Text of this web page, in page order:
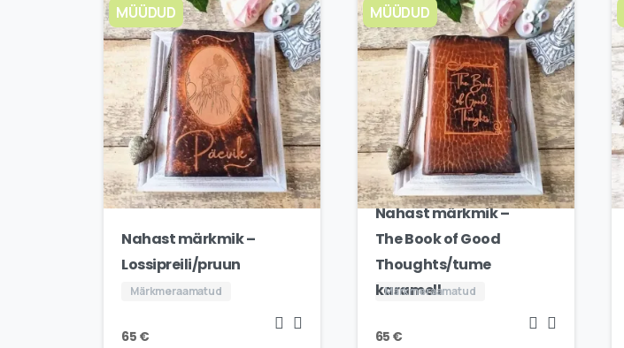
MÜÜDUD
Nahast märkmik –
Lossipreili/pruun
Märkmeraamatud
65 €
MÜÜDUD
Nahast märkmik –
The Book of Good
Thoughts/tume
karamell
Märkmeraamatud
65 €